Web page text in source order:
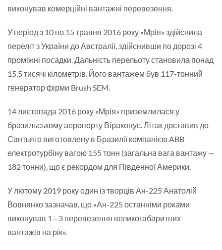
виконував комерційні вантажні перевезення.
У період з 10 по 15 травня 2016 року «Мрія» здійснила
переліт з України до Австралії, здійснивши по дорозі 4
проміжні посадки. Дальність перельоту становила понад
15,5 тисячі кілометрів. Його вантажем був 117-тонний
генератор фірми Brush SEM.
14 листопада 2016 року «Мрія» приземлилася у
бразильському аеропорту Віракопус. Літак доставив до
Сантьяго виготовлену в Бразилії компанією ABB
електротурбіну вагою 155 тонн (загальна вага вантажу —
182 тонни), що є рекордом для Південної Америки.
У лютому 2019 року один із творців Ан-225 Анатолій
Вовнянко зазначав, що «Ан-225 останніми роками
виконував 1—3 перевезення великогабаритних
вантажів на рік».